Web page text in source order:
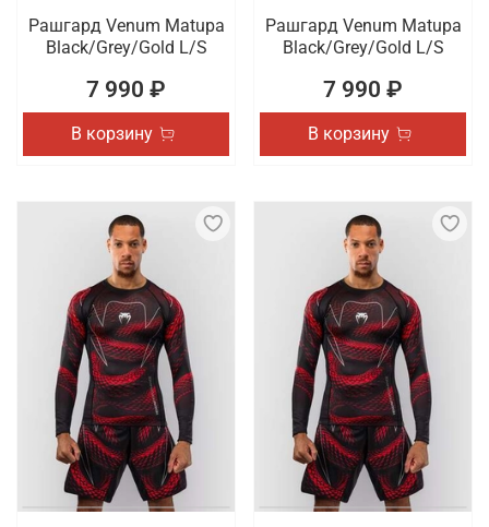
Рашгард Venum Matupa
Black/Grey/Gold L/S
7 990 ₽
В корзину
Рашгард Venum Matupa
Black/Grey/Gold L/S
7 990 ₽
В корзину